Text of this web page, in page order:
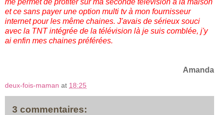
et ce sans payer une option multi tv à mon fournisseur
internet pour les même chaines. J'avais de sérieux souci
avec la TNT intégrée de la télévision là je suis comblée, j'y
ai enfin mes chaines préférées.
Amanda
deux-fois-maman at 18:25
3 commentaires: